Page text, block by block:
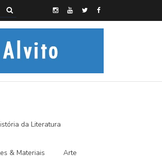
DE PANO E A DITADURA DIGITAL
da Literatura
& Materiais Arte